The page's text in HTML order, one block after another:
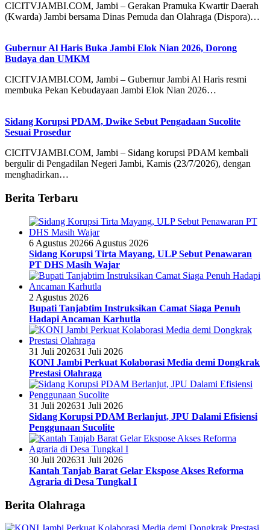
CICITVJAMBI.COM, Jambi – Gerakan Pramuka Kwartir Daerah
(Kwarda) Jambi bersama Dinas Pemuda dan Olahraga (Dispora)…
Gubernur Al Haris Buka Jambi Elok Nian 2026, Dorong
Budaya dan UMKM
CICITVJAMBI.COM, Jambi – Gubernur Jambi Al Haris resmi
membuka Pekan Kebudayaan Jambi Elok Nian 2026…
Sidang Korupsi PDAM, Dwike Sebut Pengadaan Sucolite
Sesuai Prosedur
CICITVJAMBI.COM, Jambi – Sidang korupsi PDAM kembali
bergulir di Pengadilan Negeri Jambi, Kamis (23/7/2026), dengan
menghadirkan…
Berita Terbaru
6 Agustus 20266 Agustus 2026
Sidang Korupsi Tirta Mayang, ULP Sebut Penawaran
PT DHS Masih Wajar
2 Agustus 2026
Bupati Tanjabtim Instruksikan Camat Siaga Penuh
Hadapi Ancaman Karhutla
31 Juli 202631 Juli 2026
KONI Jambi Perkuat Kolaborasi Media demi Dongkrak
Prestasi Olahraga
31 Juli 202631 Juli 2026
Sidang Korupsi PDAM Berlanjut, JPU Dalami Efisiensi
Penggunaan Sucolite
30 Juli 202631 Juli 2026
Kantah Tanjab Barat Gelar Ekspose Akses Reforma
Agraria di Desa Tungkal I
Berita Olahraga